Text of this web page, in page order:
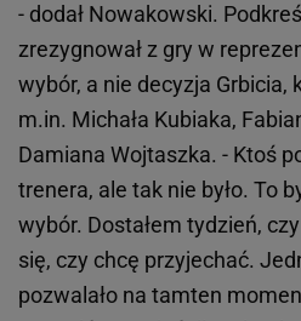
- dodał Nowakowski.
zrezygnował z gry w
wybór, a nie decyzja Grbicia,
m.in. Michała Kubiaka,
Damiana Wojtaszka. - Ktoś
trenera, ale tak nie było. To
wybór. Dostałem tydzień,
się, czy chcę przyjechać.
pozwalało na tamten